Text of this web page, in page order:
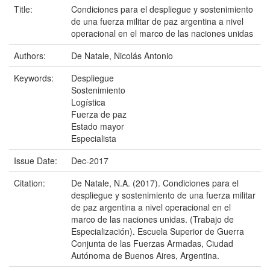
Title:
Condiciones para el despliegue y sostenimiento
de una fuerza militar de paz argentina a nivel
operacional en el marco de las naciones unidas
Authors:
De Natale, Nicolás Antonio
Keywords:
Despliegue
Sostenimiento
Logística
Fuerza de paz
Estado mayor
Especialista
Issue Date:
Dec-2017
Citation:
De Natale, N.A. (2017). Condiciones para el
despliegue y sostenimiento de una fuerza militar
de paz argentina a nivel operacional en el
marco de las naciones unidas. (Trabajo de
Especialización). Escuela Superior de Guerra
Conjunta de las Fuerzas Armadas, Ciudad
Autónoma de Buenos Aires, Argentina.